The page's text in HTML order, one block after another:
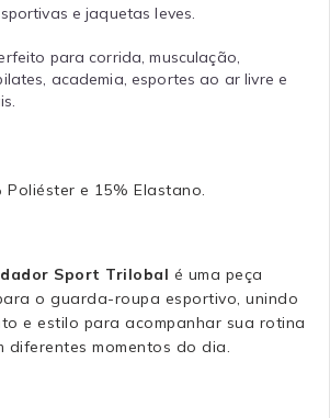
e jaquetas leves.
para corrida, musculação,
academia, esportes ao ar livre e
Poliéster e 15% Elastano.
Sport Trilobal é uma peça
o guarda-roupa esportivo, unindo
e estilo para acompanhar sua rotina
diferentes momentos do dia.